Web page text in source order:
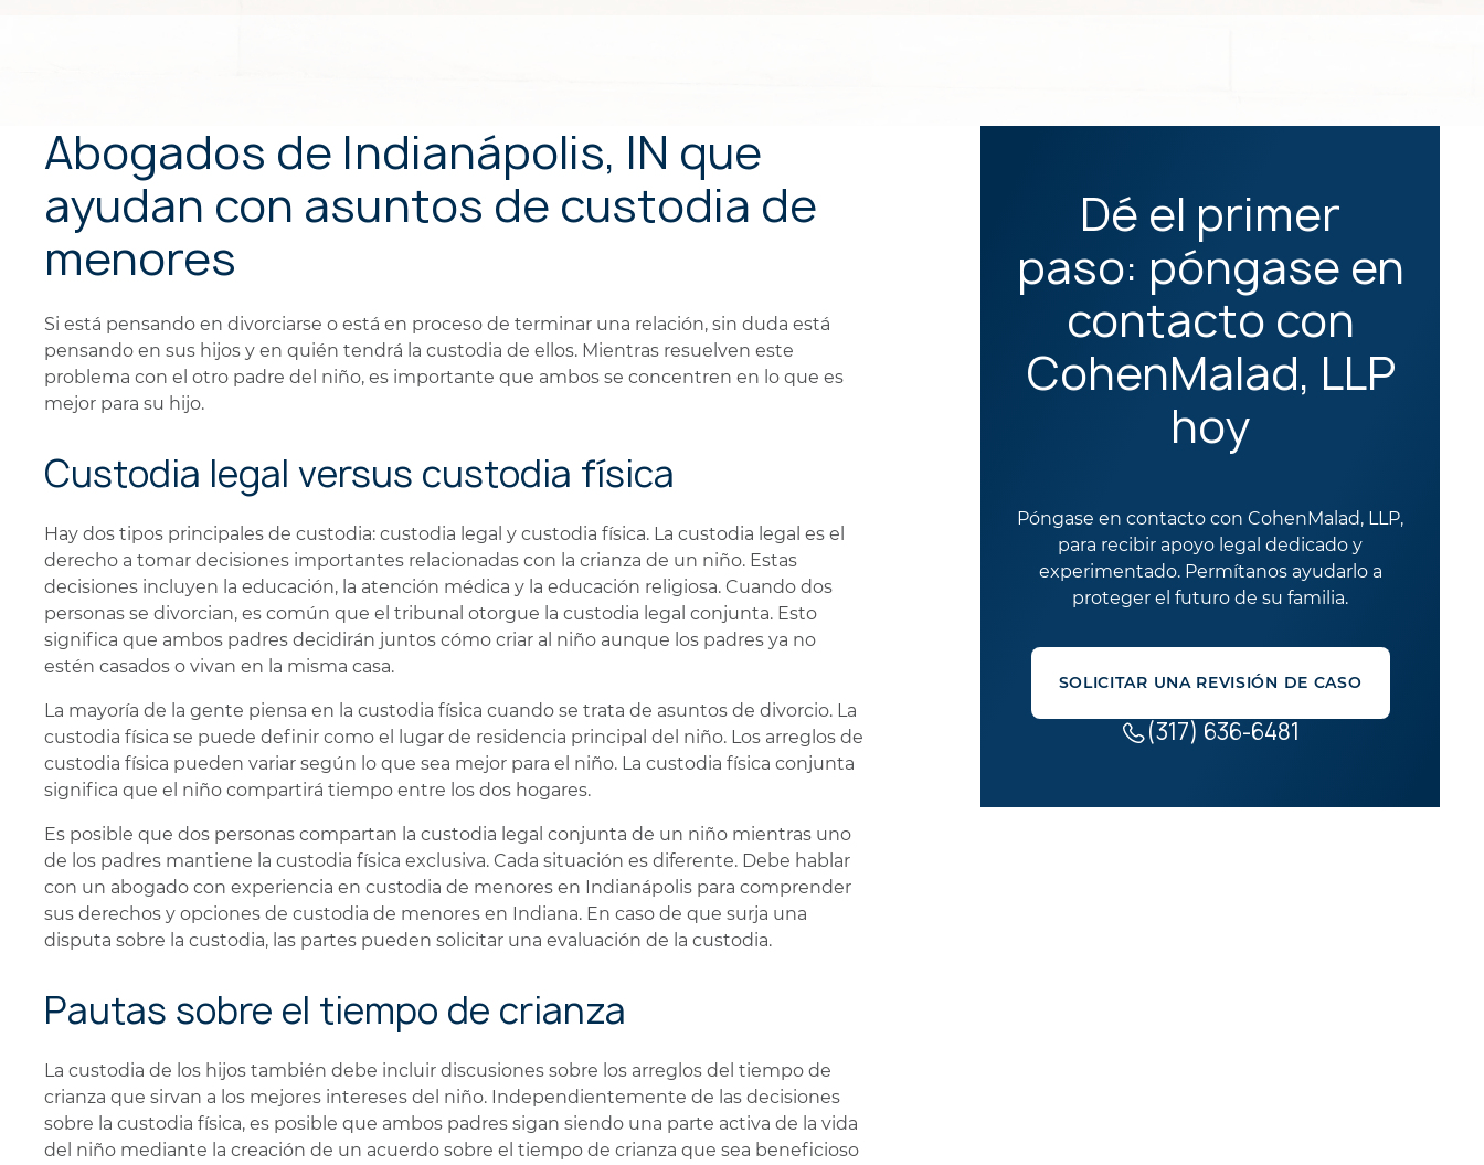
Abogados de Indianápolis, IN que
ayudan con asuntos de custodia de
menores
Si está pensando en divorciarse o está en proceso de terminar una relación, sin duda está
pensando en sus hijos y en quién tendrá la custodia de ellos. Mientras resuelven este
problema con el otro padre del niño, es importante que ambos se concentren en lo que es
mejor para su hijo.
Custodia legal versus custodia física
Hay dos tipos principales de custodia: custodia legal y custodia física. La custodia legal es el
derecho a tomar decisiones importantes relacionadas con la crianza de un niño. Estas
decisiones incluyen la educación, la atención médica y la educación religiosa. Cuando dos
personas se divorcian, es común que el tribunal otorgue la custodia legal conjunta. Esto
significa que ambos padres decidirán juntos cómo criar al niño aunque los padres ya no
estén casados o vivan en la misma casa.
La mayoría de la gente piensa en la custodia física cuando se trata de asuntos de divorcio. La
custodia física se puede definir como el lugar de residencia principal del niño. Los arreglos de
custodia física pueden variar según lo que sea mejor para el niño. La custodia física conjunta
significa que el niño compartirá tiempo entre los dos hogares.
Es posible que dos personas compartan la custodia legal conjunta de un niño mientras uno
de los padres mantiene la custodia física exclusiva. Cada situación es diferente. Debe hablar
con un abogado con experiencia en custodia de menores en Indianápolis para comprender
sus derechos y opciones de custodia de menores en Indiana. En caso de que surja una
disputa sobre la custodia, las partes pueden solicitar una evaluación de la custodia.
Pautas sobre el tiempo de crianza
La custodia de los hijos también debe incluir discusiones sobre los arreglos del tiempo de
crianza que sirvan a los mejores intereses del niño. Independientemente de las decisiones
sobre la custodia física, es posible que ambos padres sigan siendo una parte activa de la vida
del niño mediante la creación de un acuerdo sobre el tiempo de crianza que sea beneficioso
Dé el primer
paso: póngase en
contacto con
CohenMalad, LLP
hoy
Póngase en contacto con CohenMalad, LLP,
para recibir apoyo legal dedicado y
experimentado. Permítanos ayudarlo a
proteger el futuro de su familia.
SOLICITAR UNA REVISIÓN DE CASO
(317) 636-6481